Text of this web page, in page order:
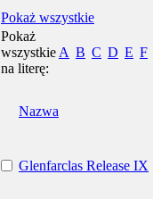
Pokaż wszystkie
Pokaż
wszystkie
na literę:
A B C D E F
Nazwa
Glenfarclas Release IX